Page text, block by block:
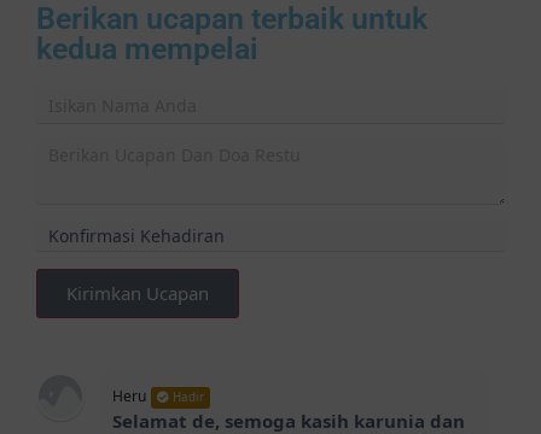
Berikan ucapan terbaik untuk
kedua mempelai
Kirimkan Ucapan
Heru Hadir
Selamat de, semoga kasih karunia dan